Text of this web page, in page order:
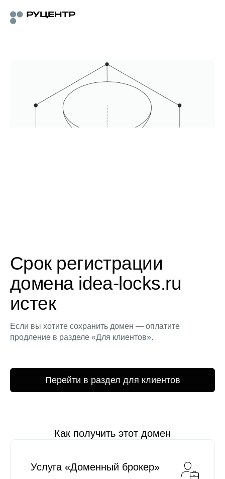
Срок регистрации
домена idea-locks.ru
истек
Если вы хотите сохранить домен — оплатите
продление в разделе «Для клиентов».
Перейти в раздел для клиентов
Как получить этот домен
Услуга «Доменный брокер»